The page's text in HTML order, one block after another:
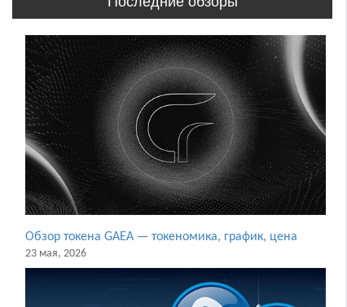
Обзор токена GAEA — токеномика, график, цена
23 мая, 2026